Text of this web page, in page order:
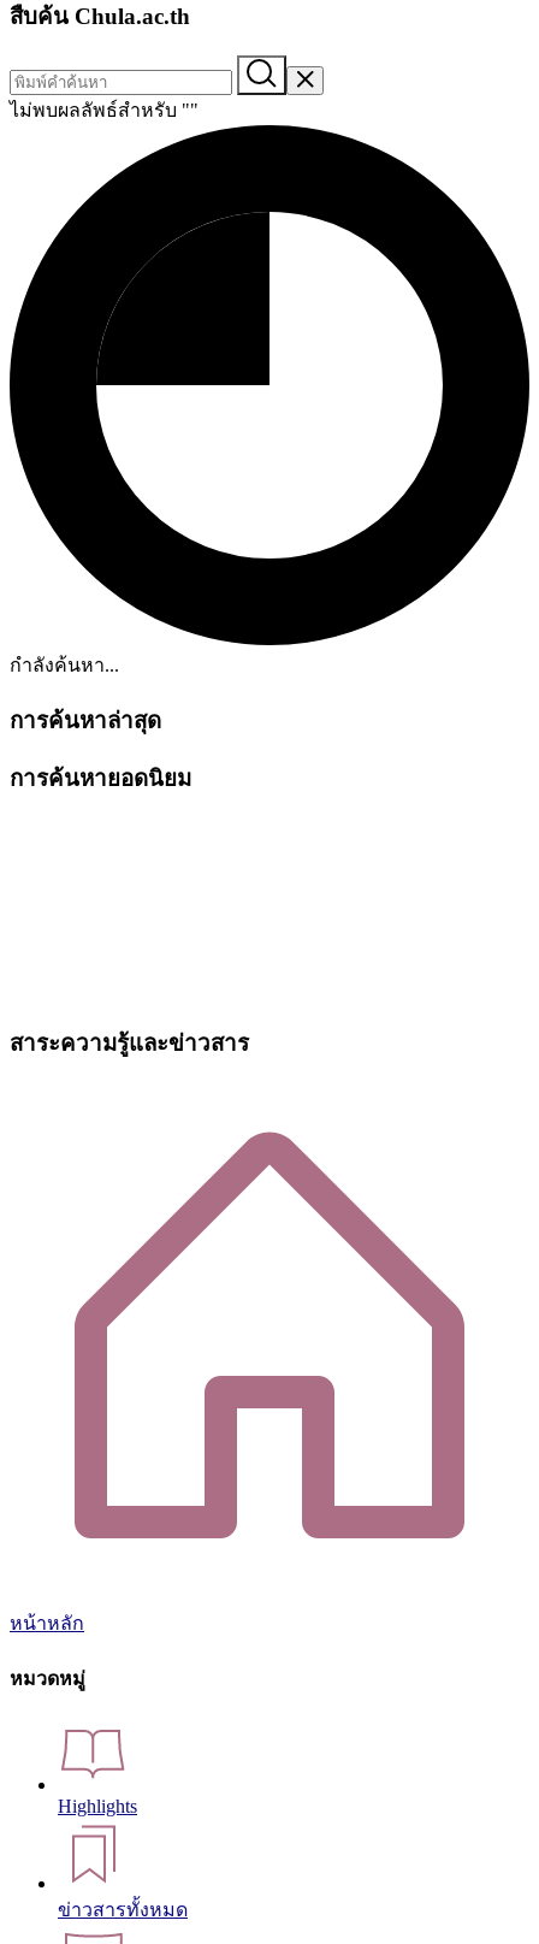
สืบค้น Chula.ac.th
ไม่พบผลลัพธ์สำหรับ ""
กำลังค้นหา...
การค้นหาล่าสุด
การค้นหายอดนิยม
สาระความรู้และข่าวสาร
หน้าหลัก
หมวดหมู่
Highlights
ข่าวสารทั้งหมด